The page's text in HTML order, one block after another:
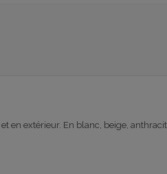
extérieur. En blanc, beige,